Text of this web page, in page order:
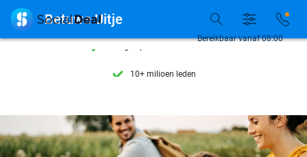
7 dagen per week beschikbaar
7 dagen per week beschikbaar
Bereikbaar vanaf 08:00
 Betuwe Uitje